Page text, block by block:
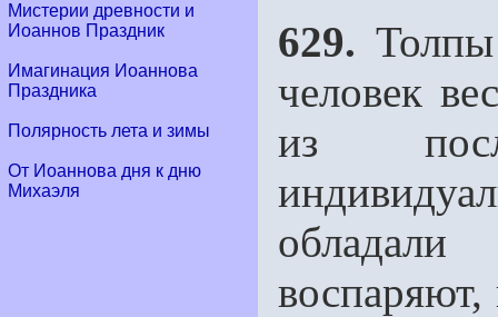
Мистерии древности и
Иоаннов Праздник
Имагинация Иоаннова
Праздника
Полярность лета и зимы
От Иоаннова дня к дню
Михаэля
629.
человек
из